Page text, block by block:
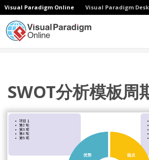
Visual Paradigm Online Visual Paradigm
SWOT分析模板周